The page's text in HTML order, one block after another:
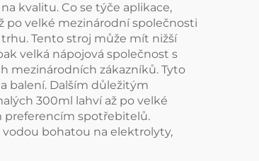
kvalitu. Co se týče aplikace,
po velké mezinárodní společnosti
Tento stroj může mít nižší
velká nápojová společnost s
mezinárodních zákazníků. Tyto
balení. Dalším důležitým
300ml lahví až po velké
preferencím spotřebitelů.
bohatou na elektrolyty,